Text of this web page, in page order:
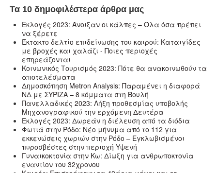
Τα 10 δημοφιλέστερα άρθρα μας
Εκλογές 2023: Άνοιξαν οι κάλπες – Όλα όσα πρέπει
να ξέρετε
Έκτακτο δελτίο επιδείνωσης του καιρού: Καταιγίδες
με βροχές και χαλάζι - Ποιες περιοχές
επηρεάζονται
Κοινωνικός Τουρισμός 2023: Πότε θα ανακοινωθούν τα
αποτελέσματα
Δημοσκόπηση Metron Analysis: Παραμένει η διαφορά
ΝΔ με ΣΥΡΙΖΑ – 8 κόμματα στη Βουλή
Πανελλαδικές 2023: Λήξη προθεσμίας υποβολής
Μηχανογραφικού την ερχόμενη Δευτέρα
Εκλογές 2023: Δωρεάν η διέλευση από τα διόδια
Φωτιά στην Ρόδο: Νέο μήνυμα από το 112 για
εκκενώσεις χωριών στην Ρόδο – Εγκλωβισμένοι
πυροσβέστες στην περιοχή Υψενή
Γυναικοκτονία στην Κω: Δίωξη για ανθρωποκτονία
εναντίον του 32χρονου